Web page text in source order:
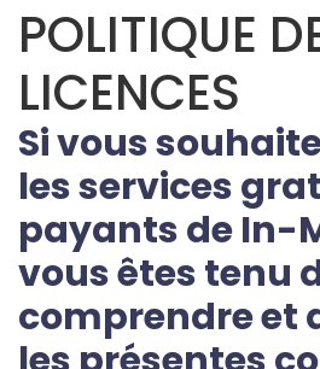
POLITIQUE
LICENCES
Si vous
les services
payants de In-
vous êtes tenu
comprendre et